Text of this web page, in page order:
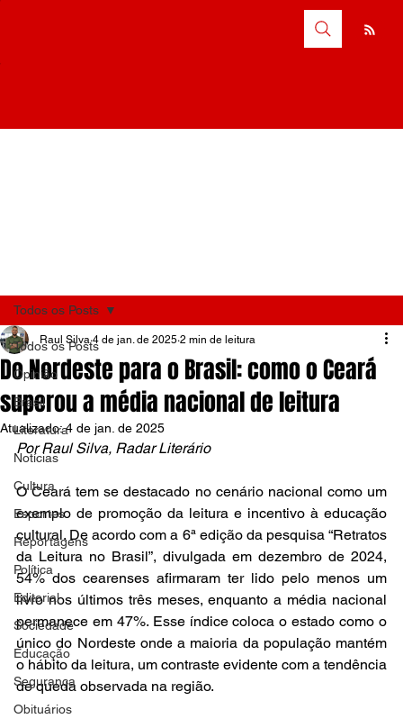
Todos os Posts
Opinião
Brasil
Literatura
Notícias
Cultura
Esportes
Reportagens
Política
Editorial
Sociedade
Educação
Segurança
Obituários
Todos os Posts
Do Nordeste para o Brasil: como o Ceará
superou a média nacional de leitura
Raul Silva 4 de jan. de 2025 2 min de leitura
Atualizado:4 de jan. de 2025
Por Raul Silva, Radar Literário
O Ceará tem se destacado no cenário nacional como um
exemplo de promoção da leitura e incentivo à educação
cultural. De acordo com a 6ª edição da pesquisa “Retratos
da Leitura no Brasil”, divulgada em dezembro de 2024,
54% dos cearenses afirmaram ter lido pelo menos um
livro nos últimos três meses, enquanto a média nacional
permanece em 47%. Esse índice coloca o estado como o
único do Nordeste onde a maioria da população mantém
o hábito da leitura, um contraste evidente com a tendência
de queda observada na região.